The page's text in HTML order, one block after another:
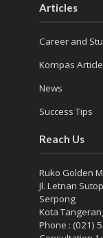
Articles
Career and
Kompas
News
Success Tips
Reach Us
Ruko Golden
Jl. Letnan
Serpong
Kota
Phone : (021)